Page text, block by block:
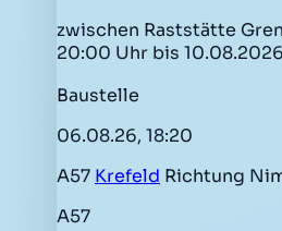
zwischen Raststätte
20:00 Uhr bis
Baustelle
06.08.26, 18:20
A57 Krefeld Richtung
A57